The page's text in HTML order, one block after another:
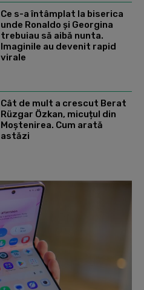
Ce s-a întâmplat la biserica
unde Ronaldo şi Georgina
trebuiau să aibă nunta.
Imaginile au devenit rapid
virale
Cât de mult a crescut Berat
Rüzgar Özkan, micuțul din
Moștenirea. Cum arată
astăzi